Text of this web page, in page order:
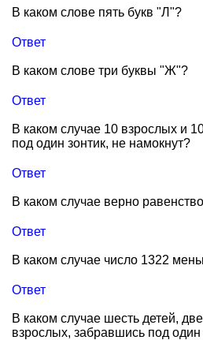
В каком слове пять букв "Л"?
Ответ
В каком слове три буквы "Ж"?
Ответ
В каком случае 10 взрослых и
под один зонтик, не намокнут?
Ответ
В каком случае верно
Ответ
В каком случае число 1322
Ответ
В каком случае шесть детей,
взрослых, забравшись под один